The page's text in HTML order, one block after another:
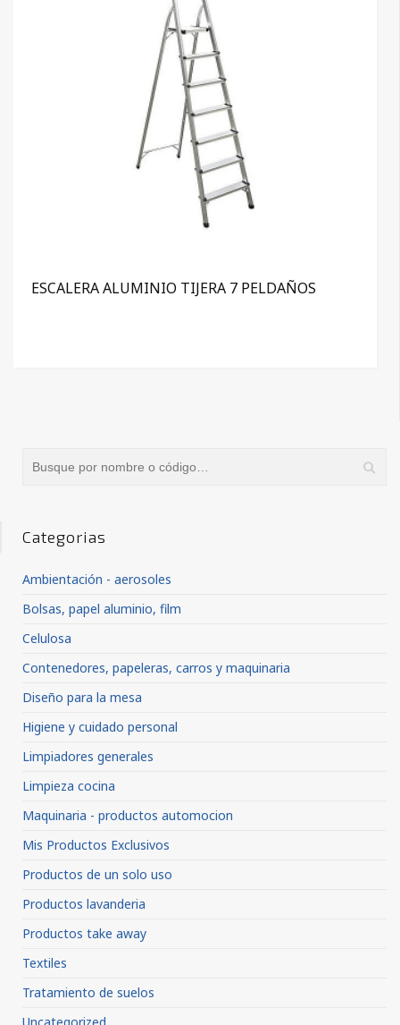
ESCALERA ALUMINIO TIJERA 7 PELDAÑOS
Categorias
Ambientación - aerosoles
Bolsas, papel aluminio, film
Celulosa
Contenedores, papeleras, carros y maquinaria
Diseño para la mesa
Higiene y cuidado personal
Limpiadores generales
Limpieza cocina
Maquinaria - productos automocion
Mis Productos Exclusivos
Productos de un solo uso
Productos lavanderia
Productos take away
Textiles
Tratamiento de suelos